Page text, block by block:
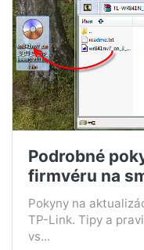
Podrobné
firmvéru na
Pokyny na
TP-Link. Tipy a
vs...